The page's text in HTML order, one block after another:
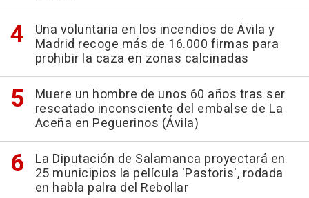
Una voluntaria en los incendios de Ávila y
Madrid recoge más de 16.000 firmas para
prohibir la caza en zonas calcinadas
Muere un hombre de unos 60 años tras ser
rescatado inconsciente del embalse de La
Aceña en Peguerinos (Ávila)
La Diputación de Salamanca proyectará en
25 municipios la película 'Pastoris', rodada
en habla palra del Rebollar